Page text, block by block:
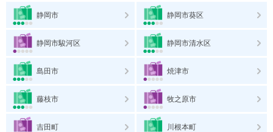
静岡市 静岡市葵区
静岡市駿河区 静岡市清水区
島田市 焼津市
藤枝市 牧之原市
吉田町 川根本町